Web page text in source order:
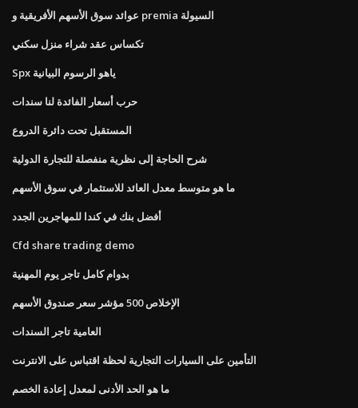
عوائد سوق الأسهم الأفريقية و premia السيولة
تكساس عقد شراء منزل سكني
Spx ياهو الرسوم البيانية
حرب أسعار الفائدة لنا سندات
المستقبل تحت دائرة الدروع
شرح الحاجة إلى نظرية منفصلة للتجارة الدولية
ما هو متوسط ​​معدل العائد للاستثمار في سوق الأسهم
أفضل بنك في كندا للمهاجرين الجدد
Cfd share trading demo
بدوام كامل تاجر يوم المهنية
الإخلاص 500 مؤشر سعر صندوق الأسهم
العامية تاجر السندات
التأمين على السيارات التجارية لحظة اقتباس على الانترنت
ما هو الحد الأدنى لمعدل إعادة الخصم